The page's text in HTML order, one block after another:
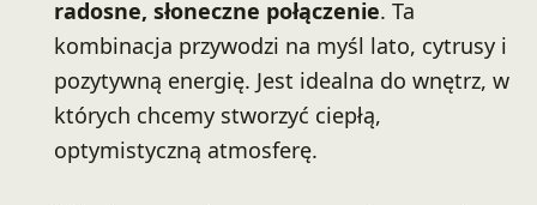
radosne, słoneczne połączenie. Ta
kombinacja przywodzi na myśl lato, cytrusy i
pozytywną energię. Jest idealna do wnętrz, w
których chcemy stworzyć ciepłą,
optymistyczną atmosferę.